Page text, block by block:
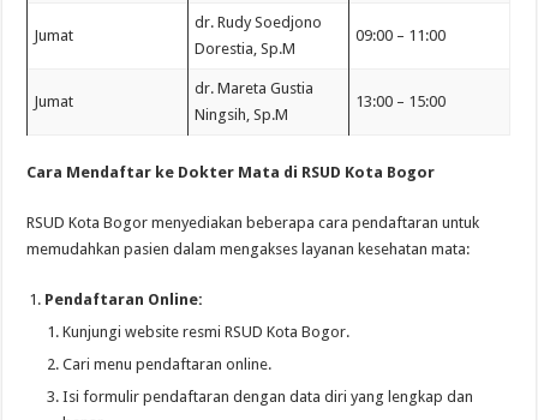
Jumat
dr. Rudy Soedjono
Dorestia, Sp.M
09:00 – 11:00
Jumat
dr. Mareta Gustia
Ningsih, Sp.M
13:00 – 15:00
Cara Mendaftar ke Dokter Mata di RSUD Kota Bogor
RSUD Kota Bogor menyediakan beberapa cara pendaftaran untuk
memudahkan pasien dalam mengakses layanan kesehatan mata:
Pendaftaran Online:
Kunjungi website resmi RSUD Kota Bogor.
Cari menu pendaftaran online.
Isi formulir pendaftaran dengan data diri yang lengkap dan